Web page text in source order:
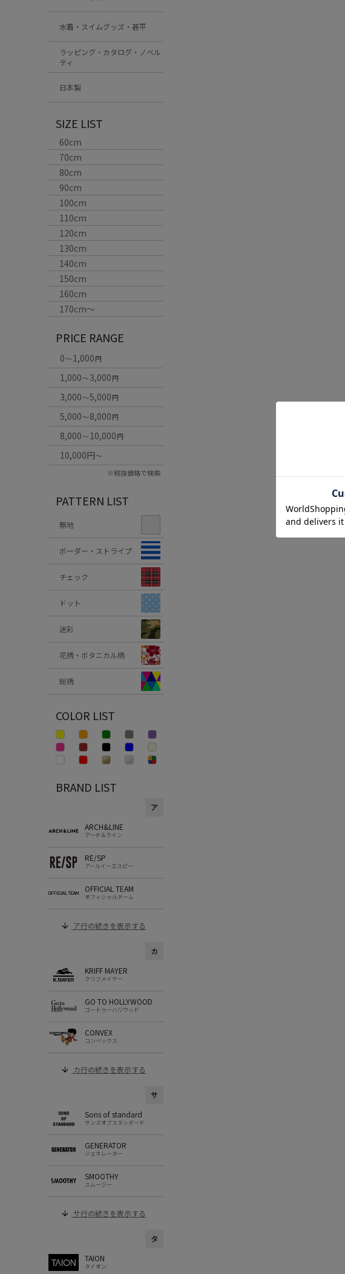
水着・スイムグッズ・甚平
ラッピング・カタログ・ノベル
ティ
日本製
SIZE LIST
60cm
70cm
80cm
90cm
100cm
110cm
120cm
130cm
140cm
150cm
160cm
170cm〜
PRICE RANGE
0～1,000円
1,000～3,000円
3,000～5,000円
5,000～8,000円
8,000～10,000円
10,000円～
※税抜価格で検索
PATTERN LIST
無地
ボーダー・ストライプ
チェック
ドット
迷彩
花柄・ボタニカル柄
総柄
COLOR LIST
BRAND LIST
ア
ARCH&LINE
アーチ＆ライン
RE/SP
アールイーエスピー
OFFICIAL TEAM
オフィシャルチーム
ア行の続きを表示する
カ
KRIFF MAYER
クリフメイヤー
GO TO HOLLYWOOD
ゴートゥーハリウッド
CONVEX
コンベックス
カ行の続きを表示する
サ
Sons of standard
サンズオブスタンダード
GENERATOR
ジェネレーター
SMOOTHY
スムージー
サ行の続きを表示する
タ
TAION
タイオン